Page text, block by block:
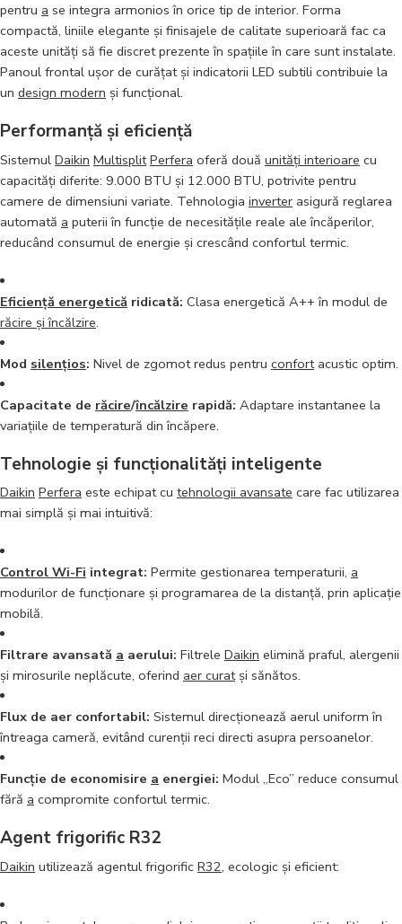
pentru a se integra armonios în orice tip de interior. Forma
compactă, liniile elegante și finisajele de calitate superioară fac ca
aceste unități să fie discret prezente în spațiile în care sunt instalate.
Panoul frontal ușor de curățat și indicatorii LED subtili contribuie la
un design modern și funcțional.
Performanță și eficiență
Sistemul Daikin Multisplit Perfera oferă două unități interioare cu
capacități diferite: 9.000 BTU și 12.000 BTU, potrivite pentru
camere de dimensiuni variate. Tehnologia inverter asigură reglarea
automată a puterii în funcție de necesitățile reale ale încăperilor,
reducând consumul de energie și crescând confortul termic.
Eficiență energetică ridicată: Clasa energetică A++ în modul de
răcire și încălzire.
Mod silențios: Nivel de zgomot redus pentru confortacustic optim.
Capacitate de răcire/încălzire rapidă: Adaptare instantanee la
variațiile de temperatură din încăpere.
Tehnologie și funcționalități inteligente
Daikin Perfera este echipat cu tehnologii avansate care fac utilizarea
mai simplă și mai intuitivă:
Control Wi-Fi integrat: Permite gestionarea temperaturii, a
modurilor de funcționare și programarea de la distanță, prin aplicație
mobilă.
Filtrare avansată a aerului: Filtrele Daikin elimină praful, alergenii
și mirosurile neplăcute, oferind aer curatși sănătos.
Flux de aer confortabil: Sistemul direcționează aerul uniform în
întreaga cameră, evitând curenții reci directi asupra persoanelor.
Funcție de economisire a energiei: Modul „Eco” reduce consumul
fără a compromite confortul termic.
Agent frigorific R32
Daikin utilizează agentul frigorific R32, ecologic și eficient: